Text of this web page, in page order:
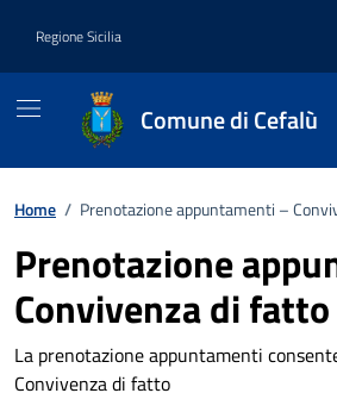
Regione Sicilia
Comune di Cefalù
Home / Prenotazione appuntamenti –
Prenotazione
Convivenza di fatto
La prenotazione appuntamenti
Convivenza di fatto